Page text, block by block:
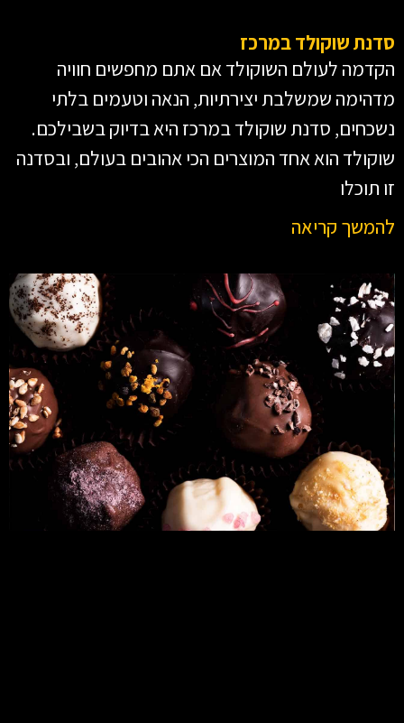
סדנת שוקולד במרכז
הקדמה לעולם השוקולד אם אתם מחפשים חוויה
מדהימה שמשלבת יצירתיות, הנאה וטעמים בלתי
נשכחים, סדנת שוקולד במרכז היא בדיוק בשבילכם.
שוקולד הוא אחד המוצרים הכי אהובים בעולם, ובסדנה
זו תוכלו
להמשך קריאה